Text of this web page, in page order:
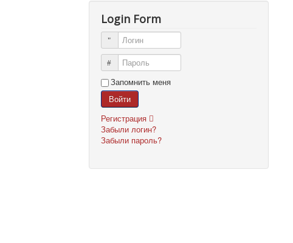
Login Form
Логин
Пароль
Запомнить меня
Войти
Регистрация
Забыли логин?
Забыли пароль?